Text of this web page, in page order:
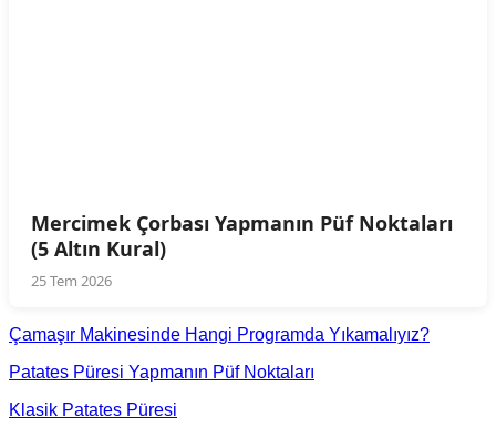
Mercimek Çorbası Yapmanın Püf Noktaları
(5 Altın Kural)
25 Tem 2026
Çamaşır Makinesinde Hangi Programda Yıkamalıyız?
Patates Püresi Yapmanın Püf Noktaları
Klasik Patates Püresi